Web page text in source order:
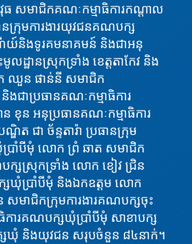
ធ សមាជិកគណៈកម្មាធិការកណ្ដាល
ក្រុមការងារយុវជនគណបក្ស
យ៍និងទូរគមនាគមន៍ និងជាអនុ
ដ្ឋានស្រុកទ្រាំង ខេត្តតាកែវ និង
ឈួន ផាន់នី សមាជិក
ងជាប្រធានគណៈកម្មាធិការ
ន អនុប្រធានគណៈកម្មាធិការ
ត ជា ច័ន្ទតារ៉ា ប្រធានក្រុម
រាំបីមុំ លោក ព្រំ ឆាត សមាជិក
ក្សស្រុកទ្រាំង លោក ខៀវ ជ្រិន
សឃុំប្រាំបីមុំ និងឯកឧត្តម លោក
សមាជិកក្រុមការងារគណបក្សចុះ
ការគណបក្សឃុំប្រាំបីមុំ សាខាបក្ស
ឃុំ និងយុវជន សរុបចំនួន ៨៤នាក់។